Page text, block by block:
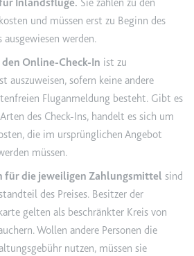
die Konversionsrate
dem Nutzer und den
auf der Website -
der Werbung auf der
Local Storage
verwendet, um die
der Nutzer mit
Inlandsflüge. Sie zählen zu den
und müssen erst zu Beginn des
ausgewiesen werden.
Online-Check-In ist zu
auszuweisen, sofern keine andere
Fluganmeldung besteht. Gibt es
des Check-Ins, handelt es sich um
die im ursprünglichen Angebot
müssen.
für die jeweiligen Zahlungsmittel sind
des Preises. Besitzer der
gelten als beschränkter Kreis von
Wollen andere Personen die
nutzen, müssen sie